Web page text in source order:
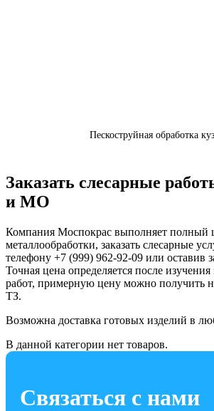
Пескоструйная обработка
Заказать слесарные
и МО
Компания Моспокрас выполняет полный
металлообработки, заказать слесарные
телефону +7 (999) 962-92-09 или оставив
Точная цена определяется после
работ, примерную цену можно получить
ТЗ.
Возможна доставка готовых изделий в
В данной категории нет товаров.
Связаться с нами